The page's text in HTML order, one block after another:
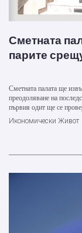
Сметната
парите
Сметната палата ще
преодоляване на
първия одит ще се
Икономически Живот